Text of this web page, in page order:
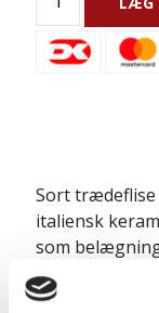
Sort trædeflise
italiensk
som
græsplanen
grænser her.